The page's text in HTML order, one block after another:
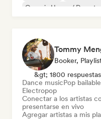
Organic House /
Tommy
Booker,
&gt; 1800
Dance musicPop bailable
Electropop
Conectar a los artistas
presentarse en vivo
Agregar artistas a mis